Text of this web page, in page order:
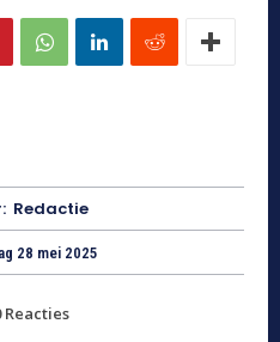
Redactie
28 mei 2025
Reacties